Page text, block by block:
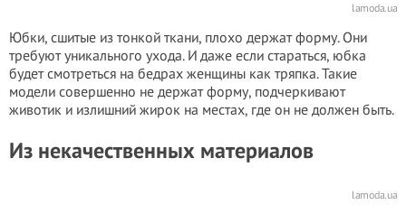
lamoda.ua
Юбки, сшитые из тонкой ткани, плохо держат форму. Они
требуют уникального ухода. И даже если стараться, юбка
будет смотреться на бедрах женщины как тряпка. Такие
модели совершенно не держат форму, подчеркивают
животик и излишний жирок на местах, где он не должен быть.
Из некачественных материалов
lamoda.ua